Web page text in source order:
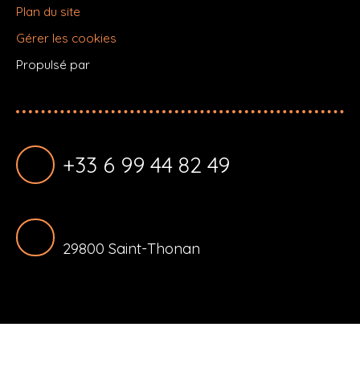
Plan du site
Gérer les cookies
Propulsé par
+33 6 99 44 82 49
29800 Saint-Thonan